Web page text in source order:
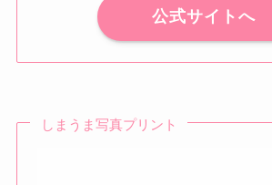
公式サイトへ
しまうま写真プリント